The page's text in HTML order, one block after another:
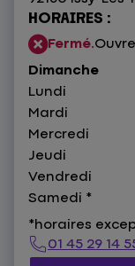
HORAIRES :
Fermé.
Dimanche
Lundi
Mardi
Mercredi
Jeudi
Vendredi
Samedi *
*horaires
01 45 29 14